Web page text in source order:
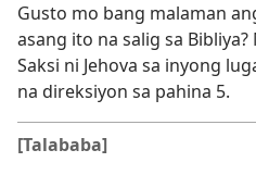
Gusto mo bang malaman
asang ito na salig sa
Saksi ni Jehova sa inyong
na direksiyon sa pahina 5.
[Talababa]